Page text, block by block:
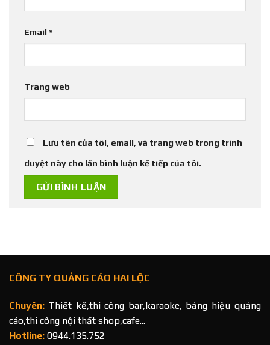
Email *
Trang web
Lưu tên của tôi, email, và trang web trong trình
duyệt này cho lần bình luận kế tiếp của tôi.
CÔNG TY QUẢNG CÁO HAI LỘC
Chuyên: Thiết kế,thi công bar,karaoke, bảng hiệu quảng
cáo,thi công nội thất shop,cafe...
Hotline: 0944.135.752